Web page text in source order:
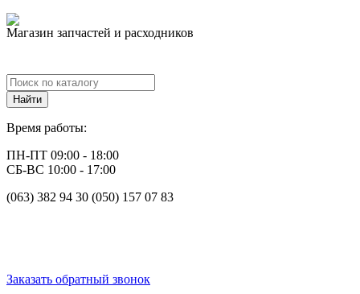
Магазин запчастей и расходников
Время работы:
ПН-ПТ 09:00 - 18:00
СБ-ВС 10:00 - 17:00
(063) 382 94 30 (050) 157 07 83
Заказать обратный звонок